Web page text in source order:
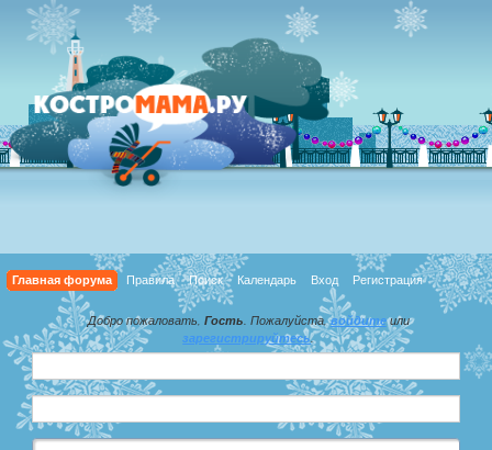
Главная форума Правила Поиск Календарь Вход Регистрация
Добро пожаловать, Гость . Пожалуйста,войдитеили
зарегистрируйтесь.